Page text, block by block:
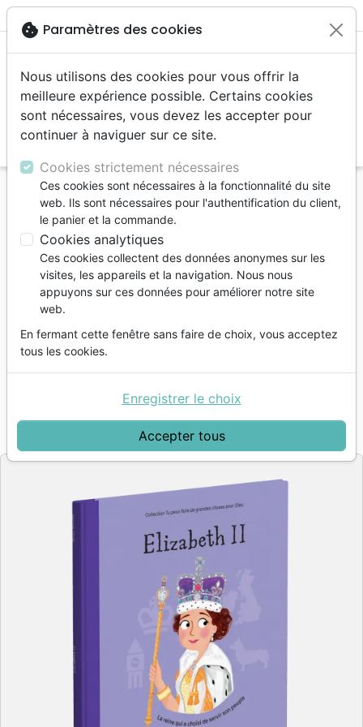
menu
Accueil Livres Enfants 4 à 6 ans
Histoires
Elizabeth II - La reine qui a choisi de servir son
peuple [coll. Tu peux faire de grandes choses pour
Dieu]
Elizabeth II
La reine qui a choisi de servir son peuple
[coll. Tu peux faire de grandes choses
pour Dieu]
Auteur :Alison Mitchell| Illustrateur :Emma
RéférenceMB3626 EAN9782826036265
La Maison de la Bible
cookie Paramètres des cookies
Nous utilisons des cookies pour vous offrir la
meilleure expérience possible. Certains cookies
sont nécessaires, vous devez les accepter pour
continuer à naviguer sur ce site.
Cookies strictement nécessaires
Ces cookies sont nécessaires à la fonctionnalité du site
web. Ils sont nécessaires pour l'authentification du client,
le panier et la commande.
Cookies analytiques
Ces cookies collectent des données anonymes sur les
visites, les appareils et la navigation. Nous nous
appuyons sur ces données pour améliorer notre site
web.
En fermant cette fenêtre sans faire de choix, vous acceptez
tous les cookies.
Accepter tous
Enregistrer le choix